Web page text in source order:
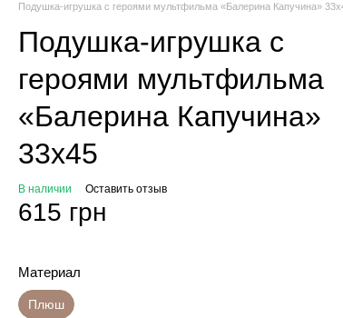
Подушка-игрушка с героями мультфильма «Балерина Капучина»
Подушка-игрушка с
героями мультфильма
«Балерина Капучина»
33х45
В наличии Оставить отзыв
615 грн
Материал
Плюш